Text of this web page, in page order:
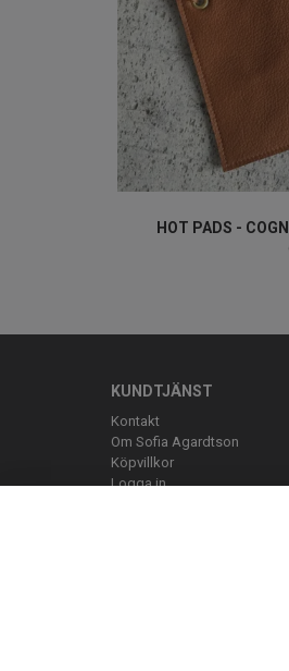
HOT PADS -
KUNDTJÄNST
Kontakt
Om Sofia Agardtson
Köpvillkor
Logga in